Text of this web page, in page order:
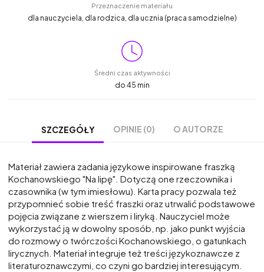
Przeznaczenie materiału
dla nauczyciela, dla rodzica, dla ucznia (praca samodzielne)
Średni czas aktywności
do 45 min
SZCZEGÓŁY OPINIE (0) O AUTORZE
Materiał zawiera zadania językowe inspirowane fraszką
Kochanowskiego "Na lipę". Dotyczą one rzeczownika i
czasownika (w tym imiesłowu). Karta pracy pozwala też
przypomnieć sobie treść fraszki oraz utrwalić podstawowe
pojęcia związane z wierszem i liryką. Nauczyciel może
wykorzystać ją w dowolny sposób, np. jako punkt wyjścia
do rozmowy o twórczości Kochanowskiego, o gatunkach
lirycznych. Materiał integruje też treści językoznawcze z
literaturoznawczymi, co czyni go bardziej interesującym.